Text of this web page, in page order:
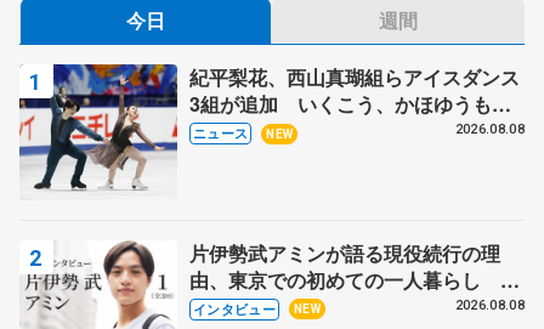
今日 週間
紀平梨花、西山真瑚組らアイスダンス
3組が追加 いくこう、かほゆうも、
木下グループ杯
ニュース NEW 2026.08.08
片伊勢武アミンが語る現役続行の理
由、東京での初めての一人暮らし 注
目スケーターの「今」に迫る
インタビュー NEW 2026.08.08